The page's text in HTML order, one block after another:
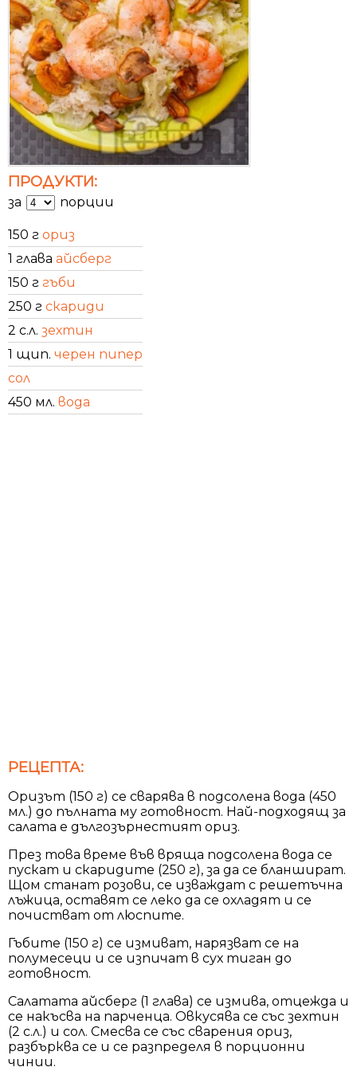
ПРОДУКТИ:
за порции
150 г ориз
1 глава айсберг
150 г гъби
250 г скариди
2 с.л. зехтин
1 щип. черен пипер
сол
450 мл. вода
РЕЦЕПТА:
Оризът (150 г) се сварява в подсолена вода (450
мл.) до пълната му готовност. Най-подходящ за
салата е дългозърнестият ориз.
През това време във вряща подсолена вода се
пускат и скаридите (250 г), за да се бланшират.
Щом станат розови, се изваждат с решетъчна
лъжица, оставят се леко да се охладят и се
почистват от люспите.
Гъбите (150 г) се измиват, нарязват се на
полумесеци и се изпичат в сух тиган до
готовност.
Салатата айсберг (1 глава) се измива, отцежда и
се накъсва на парченца. Овкусява се със зехтин
(2 с.л.) и сол. Смесва се със сварения ориз,
разбърква се и се разпределя в порционни
чинии.